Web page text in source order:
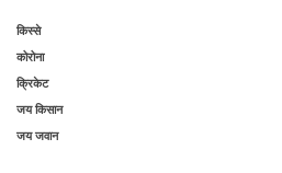
किस्से
कोरोना
क्रिकेट
जय किसान
जय जवान